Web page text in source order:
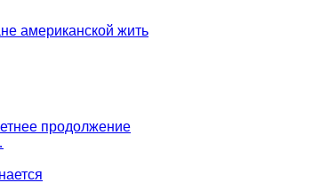
американской жить
продолжение